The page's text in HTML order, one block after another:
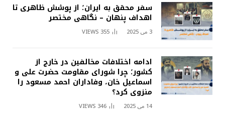
سفر محقق به ایران؛ از پوشش ظاهری تا
اهداف پنهان – نگاهی مختصر
3 می 2025 355
VIEWS
ادامه اختلافات مخالفین در خارج از
کشور؛ چرا شورای مقاومت حضرت علی و
اسماعیل خان، وفاداران احمد مسعود را
منزوی کرد؟
14 می 2025 346
VIEWS